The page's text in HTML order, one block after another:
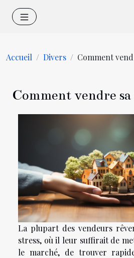
Accueil Divers Comment
Comment vendre sa
La plupart des vendeurs
stress, où il leur suffirait de
le marché, de trouver